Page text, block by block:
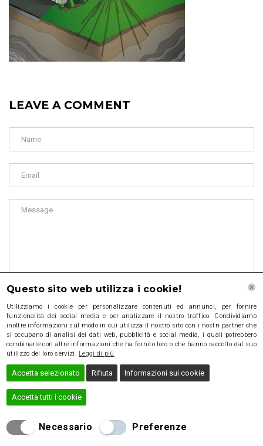
LEAVE A COMMENT
Questo sito web utilizza i cookie!
Utilizziamo i cookie per personalizzare contenuti ed annunci, per fornire
funzionalità dei social media e per analizzare il nostro traffico. Condividiamo
inoltre informazioni sul modo in cui utilizza il nostro sito con i nostri partner che
si occupano di analisi dei dati web, pubblicità e social media, i quali potrebbero
combinarle con altre informazioni che ha fornito loro o che hanno raccolto dal suo
utilizzo dei loro servizi. Leggi di più
Accetta selezionato Rifiuta Informazioni sui cookie
Accetta tutti i cookie
Necessario Preferenze